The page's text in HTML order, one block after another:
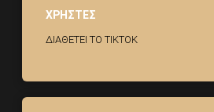
ΧΡΗΣΤΕΣ
ΔΙΑΘΕΤΕΙ ΤΟ TIKTOK